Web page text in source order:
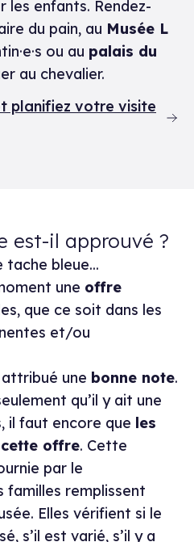
les enfants. Rendez-
du pain, au Musée L
ou au palais du
au chevalier.
planifiez votre visite
est-il approuvé ?
tache bleue...
une offre
que ce soit dans les
et/ou
une bonne note.
qu’il y ait une
il faut encore que les
offre. Cette
par le
familles remplissent
Elles vérifient si le
s’il est varié, s’il y a